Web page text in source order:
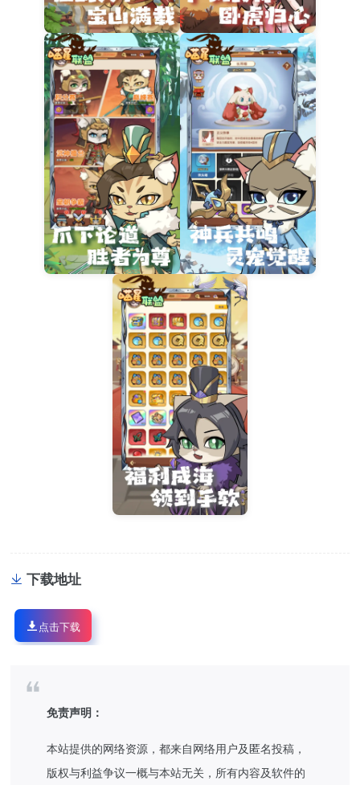
下载地址
点击下载
免责声明：
本站提供的网络资源，都来自网络用户及匿名投稿，
版权与利益争议一概与本站无关，所有内容及软件的